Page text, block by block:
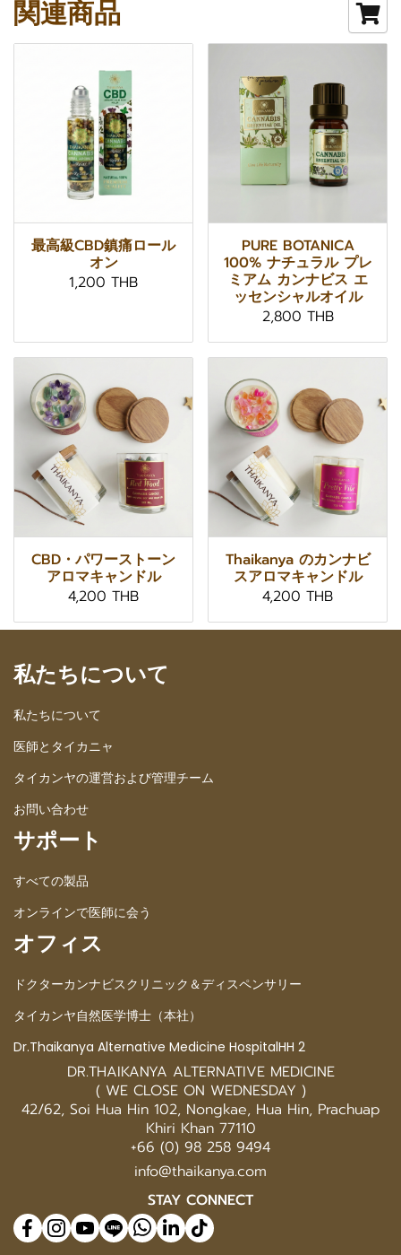
関連商品
最高級CBD鎮痛ロール
オン
1,200 THB
PURE BOTANICA
100% ナチュラル プレ
ミアム カンナビス エ
ッセンシャルオイル
2,800 THB
CBD・パワーストーン
アロマキャンドル
4,200 THB
Thaikanya のカンナビ
スアロマキャンドル
4,200 THB
私たちについて
私たちについて
医師とタイカニャ
タイカンヤの運営および管理チーム
お問い合わせ
サポート
すべての製品
オンラインで医師に会う
オフィス
ドクターカンナビスクリニック＆ディスペンサリー
タイカンヤ自然医学博士（本社）
Dr.Thaikanya Alternative Medicine HospitalHH 2
DR.THAIKANYA ALTERNATIVE MEDICINE
( WE CLOSE ON WEDNESDAY )
42/62, Soi Hua Hin 102, Nongkae, Hua Hin, Prachuap
Khiri Khan 77110
+66 (0) 98 258 9494
info@thaikanya.com
STAY CONNECT